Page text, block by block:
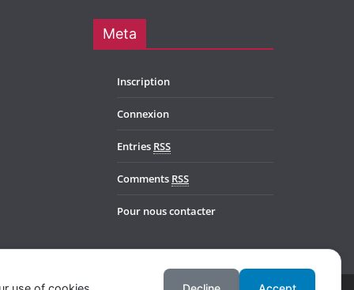
Meta
Inscription
Connexion
Entries RSS
Comments RSS
Pour nous contacter